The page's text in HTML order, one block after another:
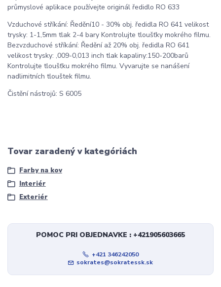
průmyslové aplikace používejte originál ředidlo RO 633
Vzduchové stříkání: Ředění10 - 30% obj. ředidla RO 641 velikost
trysky: 1-1,5mm tlak 2-4 bary Kontrolujte tloušťky mokrého filmu.
Bezvzduchové stříkání: Ředění až 20% obj. ředidla RO 641
velikost trysky: ,009-0,013 inch tlak kapaliny:150-200barů
Kontrolujte tloušťku mokrého filmu. Vyvarujte se nanášení
nadlimitních tlouštek filmu.
Čistění nástrojů: S 6005
Tovar zaradený v kategóriách
Farby na kov
Interiér
Exteriér
POMOC PRI OBJEDNAVKE : +421905603665
+421 346242050
sokrates@sokratessk.sk